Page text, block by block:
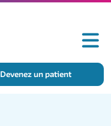
Devenez un patient